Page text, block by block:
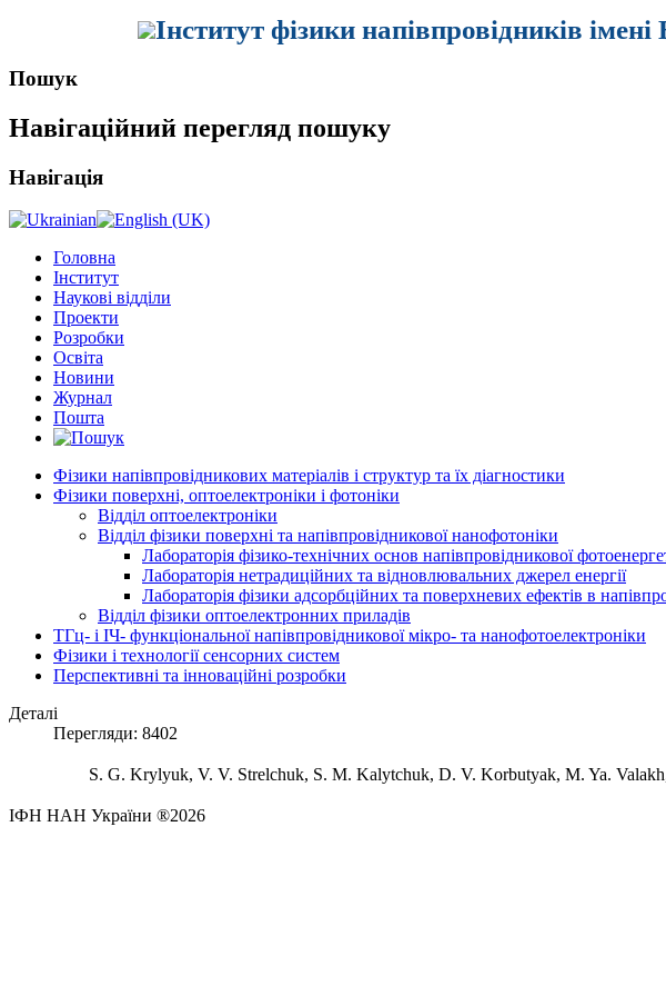
Інститут фізики напівпровідників
Пошук
Навігаційний перегляд пошуку
Навігація
Головна
Інститут
Наукові відділи
Проекти
Розробки
Освіта
Новини
Журнал
Пошта
Фізики напівпровідникових матеріалів і структур та їх діагностики
Фізики поверхні, оптоелектроніки і фотоніки
Відділ оптоелектроніки
Відділ фізики поверхні та напівпровідникової нанофотоніки
Лабораторія фізико-технічних основ напівпровідникової
Лабораторія нетрадиційних та відновлювальних джерел енергії
Лабораторія фізики адсорбційних та поверхневих ефектів в
Відділ фізики оптоелектронних приладів
ТГц- і ІЧ- функціональної напівпровідникової мікро- та нанофотоелектроніки
Фізики і технології сенсорних систем
Перспективні та інноваційні розробки
Деталі
Перегляди: 8402
S. G. Krylyuk, V. V. Strelchuk, S. M. Kalytchuk, D. V. Korbutyak, M. Ya.
ІФН НАН України ®2026